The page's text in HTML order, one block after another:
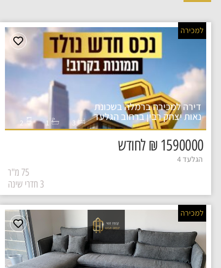
דירה למכירה ברמלה בשכונת
נאות יצחק רבין ברחוב הגלעד 3
1
2
1590000 ₪ לחודש
הגלעד 4
למכירה
75 מ"ר
למכירה